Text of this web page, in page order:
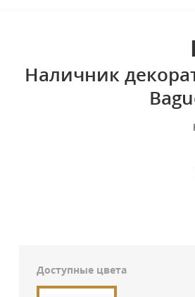
Наличник
Доступные цвета